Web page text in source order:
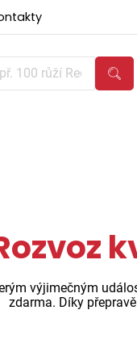
výjimečným
zdarma. Díky přepravě